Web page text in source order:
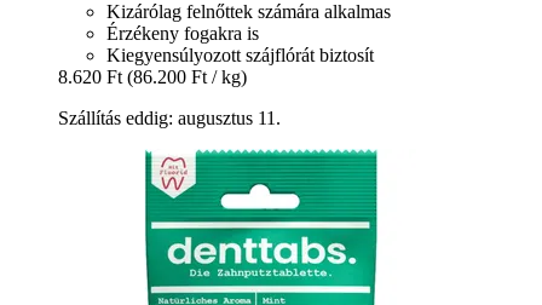
Kizárólag felnőttek számára alkalmas
Érzékeny fogakra is
Kiegyensúlyozott szájflórát biztosít
8.620 Ft (86.200 Ft / kg)
Szállítás eddig: augusztus 11.